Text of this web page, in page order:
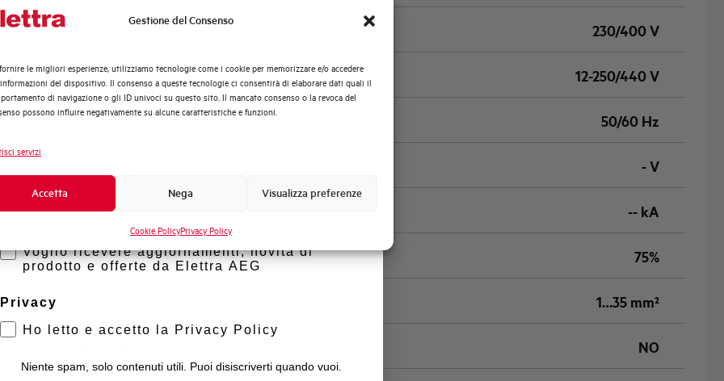
Gestione del Consenso
le migliori esperienze, utilizziamo tecnologie come i cookie per memorizzare e/o accedere
del dispositivo. Il consenso a queste tecnologie ci consentirà di elaborare dati quali il
di navigazione o gli ID univoci su questo sito. Il mancato consenso o la revoca del
possono influire negativamente su alcune caratteristiche e funzioni.
servizi
Accetta Nega Visualizza preferenze
Cookie PolicyPrivacy Policy
Tensione nominale Ue AC 230/400 V
Tensione di impiego min-max AC 12-250/440 V
Frequenza 50/60 Hz
- V
Capacità di rottura EN60947-2 Icu a 400V -- kA
Capacità di rottura di servizio Ics (%Icu) 75%
Capacità dei terminali 1…35 mm²
NO
Quali argomenti ti interessano di più?
Automazione Industriale
Fotovoltaico
Sistema Quadri
Formazione tecnica
Voglio ricevere aggiornamenti, novità di
prodotto e offerte da Elettra AEG
Privacy
Ho letto e accetto la Privacy Policy
Niente spam, solo contenuti utili. Puoi disiscriverti quando vuoi.